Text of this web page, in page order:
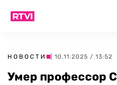
НОВОСТИ | 10.11.2025 / 13:52
Умер профессор